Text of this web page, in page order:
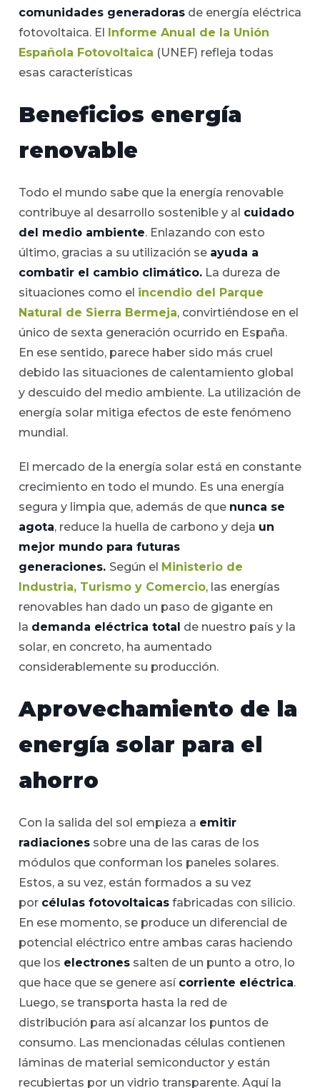
comunidades generadorasde energía eléctrica
fotovoltaica. El Informe Anual de la Unión
Española Fotovoltaica (UNEF) refleja todas
esas características
Beneficios energía
renovable
Todo el mundo sabe que la energía renovable
contribuye al desarrollo sostenible y al cuidado
del medio ambiente. Enlazando con esto
último, gracias a su utilización se ayuda a
combatir el cambio climático.La dureza de
situaciones como el incendio del Parque
Natural de Sierra Bermeja, convirtiéndose en el
único de sexta generación ocurrido en España.
En ese sentido, parece haber sido más cruel
debido las situaciones de calentamiento global
y descuido del medio ambiente. La utilización de
energía solar mitiga efectos de este fenómeno
mundial.
El mercado de la energía solar está en constante
crecimiento en todo el mundo. Es una energía
segura y limpia que, además de que nunca se
agota, reduce la huella de carbono y deja un
mejor mundo para futuras
generaciones. Según el Ministerio de
Industria, Turismo y Comercio, las energías
renovables han dado un paso de gigante en
la demanda eléctrica total de nuestro país y la
solar, en concreto, ha aumentado
considerablemente su producción.
Aprovechamiento de la
energía solar para el
ahorro
Con la salida del sol empieza a emitir
radiacionessobre una de las caras de los
módulos que conforman los paneles solares.
Estos, a su vez, están formados a su vez
por células fotovoltaicasfabricadas con silicio.
En ese momento, se produce un diferencial de
potencial eléctrico entre ambas caras haciendo
que los electronessalten de un punto a otro, lo
que hace que se genere así corriente eléctrica.
Luego, se transporta hasta la red de
distribución para así alcanzar los puntos de
consumo. Las mencionadas células contienen
láminas de material semiconductor y están
recubiertas por un vidrio transparente. Aquí la